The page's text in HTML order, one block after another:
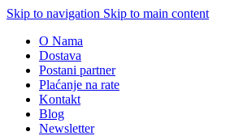
Skip to navigation Skip to main content
O Nama
Dostava
Postani partner
Plaćanje na rate
Kontakt
Blog
Newsletter